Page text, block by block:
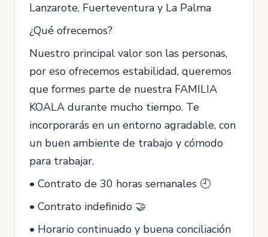
Lanzarote, Fuerteventura y La Palma
¿Qué ofrecemos?
Nuestro principal valor son las personas,
por eso ofrecemos estabilidad, queremos
que formes parte de nuestra FAMILIA
KOALA durante mucho tiempo. Te
incorporarás en un entorno agradable, con
un buen ambiente de trabajo y cómodo
para trabajar.
• Contrato de 30 horas semanales 🕘
• Contrato indefinido 🤝
• Horario continuado y buena conciliación